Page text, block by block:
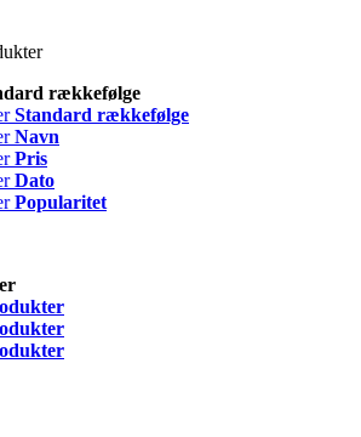
rækkefølge
Standard rækkefølge
Navn
Pris
Dato
Popularitet